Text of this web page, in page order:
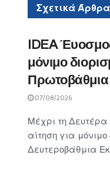
ΣχετικάΆρθρα
IDEA
μόνιμο
Πρωτοβάθμια
07/08/2026
Μέχρι τη Δευτέρα
αίτηση για
Δευτεροβάθμια